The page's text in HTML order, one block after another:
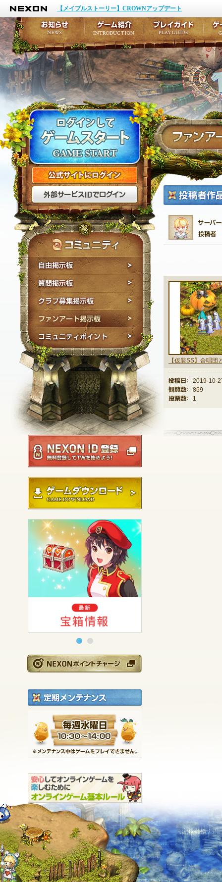
NEXON
【メイプルストーリー】CROWNアップデート
公式サイトにログイン
外部サービスIDでログ
質問掲示板
クラブ募集掲示板
ファンアート掲示板
コミュニティポイン
【仮装SS】合唱団
投稿日：
2019-10-
観覧数：
869
投票数：
1
お知らせ
イベント
アップデート
メンテナンス
ゲーム紹介
キャラクター作成
テイルズ初級者講座
ここだけは知ってお